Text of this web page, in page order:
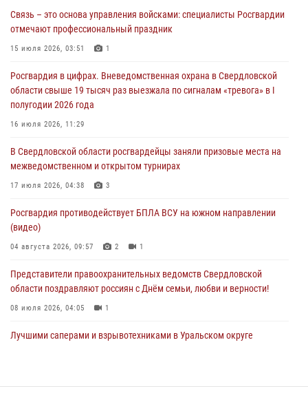
Представитель Управления Росгвардии по Свердловской области
«Телекон»
В Свердловской области росгвардейцы стали призерами
29 июля 2026, 12:30
Православные священники поддержали росгвардейцев в зоне СВО
Связь – это основа управления войсками: специалисты Росгвардии
отмечают профессиональный праздник
15 июля 2026, 03:51 1
Росгвардия в цифрах. Вневедомственная охрана в Свердловской
области свыше 19 тысяч раз выезжала по сигналам «тревога» в I
полугодии 2026 года
16 июля 2026, 11:29
В Свердловской области росгвардейцы заняли призовые места на
межведомственном и открытом турнирах
17 июля 2026, 04:38 3
Росгвардия противодействует БПЛА ВСУ на южном направлении
(видео)
04 августа 2026, 09:57 2 1
Представители правоохранительных ведомств Свердловской
области поздравляют россиян с Днём семьи, любви и верности!
08 июля 2026, 04:05 1
Лучшими саперами и взрывотехниками в Уральском округе